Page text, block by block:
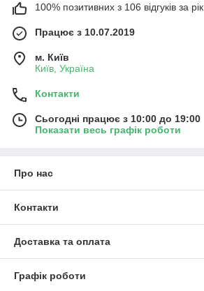
100% позитивних з 106 відгуків за рік
Працює з 10.07.2019
м. Київ
Київ, Україна
Контакти
Сьогодні працює з 10:00 до 19:00
Показати весь графік роботи
Про нас
Контакти
Доставка та оплата
Графік роботи